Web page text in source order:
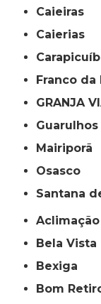
Caieiras
Caierias
Franco
GRANJA
Guarulhos
Mairiporã
Osasco
Santana
Aclimação
Bela Vista
Bexiga
Bom